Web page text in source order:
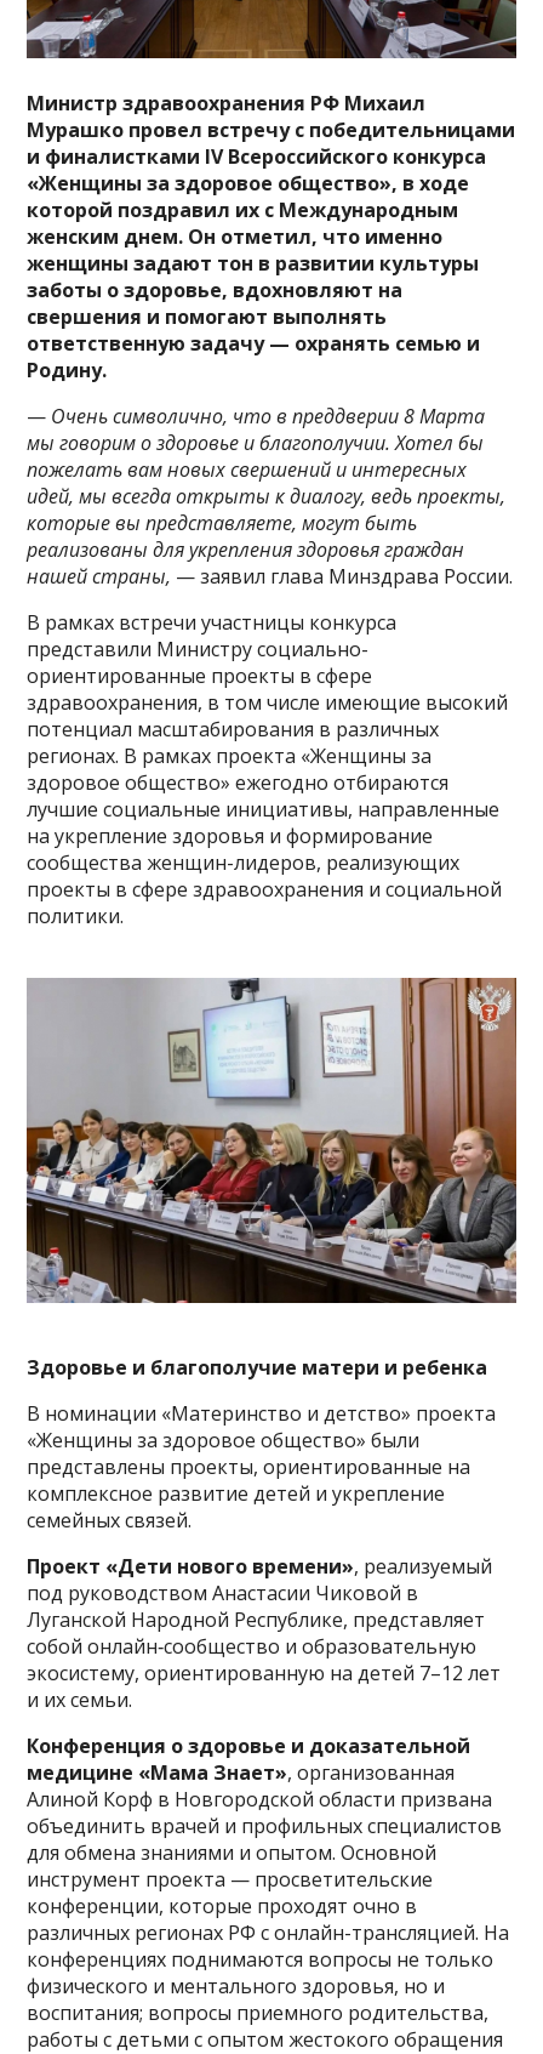
Министр здравоохранения РФ Михаил
Мурашко провел встречу с победительницами
и финалистками IV Всероссийского конкурса
«Женщины за здоровое общество», в ходе
которой поздравил их с Международным
женским днем. Он отметил, что именно
женщины задают тон в развитии культуры
заботы о здоровье, вдохновляют на
свершения и помогают выполнять
ответственную задачу — охранять семью и
Родину.
— Очень символично, что в преддверии 8 Марта
мы говорим о здоровье и благополучии. Хотел бы
пожелать вам новых свершений и интересных
идей, мы всегда открыты к диалогу, ведь проекты,
которые вы представляете, могут быть
реализованы для укрепления здоровья граждан
нашей страны, — заявил глава Минздрава России.
В рамках встречи участницы конкурса
представили Министру социально-
ориентированные проекты в сфере
здравоохранения, в том числе имеющие высокий
потенциал масштабирования в различных
регионах. В рамках проекта «Женщины за
здоровое общество» ежегодно отбираются
лучшие социальные инициативы, направленные
на укрепление здоровья и формирование
сообщества женщин-лидеров, реализующих
проекты в сфере здравоохранения и социальной
политики.
Здоровье и благополучие матери и ребенка
В номинации «Материнство и детство» проекта
«Женщины за здоровое общество» были
представлены проекты, ориентированные на
комплексное развитие детей и укрепление
семейных связей.
Проект «Дети нового времени», реализуемый
под руководством Анастасии Чиковой в
Луганской Народной Республике, представляет
собой онлайн‑сообщество и образовательную
экосистему, ориентированную на детей 7–12 лет
и их семьи.
Конференция о здоровье и доказательной
медицине «Мама Знает», организованная
Алиной Корф в Новгородской области призвана
объединить врачей и профильных специалистов
для обмена знаниями и опытом. Основной
инструмент проекта — просветительские
конференции, которые проходят очно в
различных регионах РФ с онлайн-трансляцией. На
конференциях поднимаются вопросы не только
физического и ментального здоровья, но и
воспитания; вопросы приемного родительства,
работы с детьми с опытом жестокого обращения